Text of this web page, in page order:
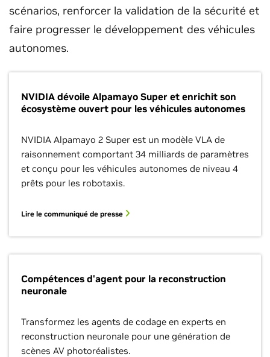
scénarios, renforcer la validation de la sécurité et
faire progresser le développement des véhicules
autonomes.
NVIDIA dévoile Alpamayo Super et enrichit son
écosystème ouvert pour les véhicules autonomes
NVIDIA Alpamayo 2 Super est un modèle VLA de
raisonnement comportant 34 milliards de paramètres
et conçu pour les véhicules autonomes de niveau 4
prêts pour les robotaxis.
Lire le communiqué de presse
Compétences d'agent pour la reconstruction
neuronale
Transformez les agents de codage en experts en
reconstruction neuronale pour une génération de
scènes AV photoréalistes.